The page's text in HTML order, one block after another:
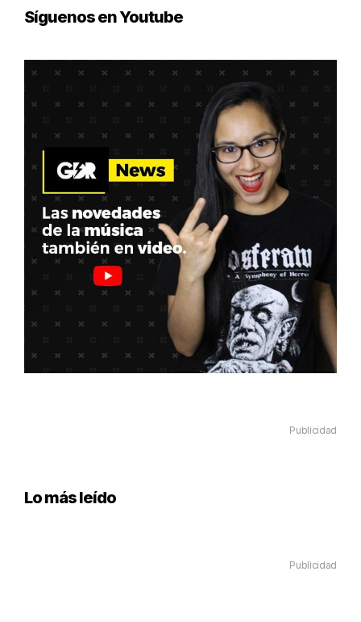
Síguenos en Youtube
Publicidad
Lo más leído
Publicidad